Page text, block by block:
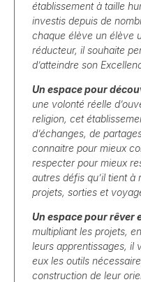
établissement à taille
investis depuis de
chaque élève un élève
réducteur, il souhaite
d’atteindre son
Un espace pour
une volonté réelle
religion, cet
d’échanges, de
connaitre pour mieux
respecter pour mieux
autres défis qu’il tient
projets, sorties et
Un espace pour rêver
multipliant les projets,
leurs apprentissages, il
eux les outils
construction de leur